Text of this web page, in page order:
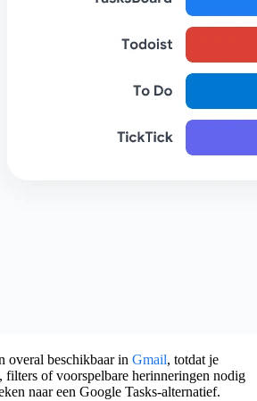
overal beschikbaar in Gmail, totdat je
filters of voorspelbare herinneringen nodig
naar een Google Tasks-alternatief.